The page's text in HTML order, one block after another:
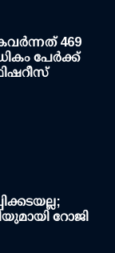
469
പേര്‍ക്ക്
റോജി